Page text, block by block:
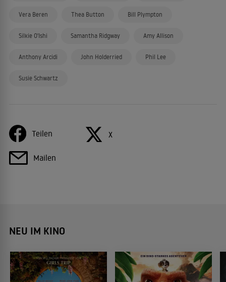
Vera Beren Thea Button Bill Plympton
Silkie O'Ishi Samantha Ridgway Amy Allison
Anthony Arcidi John Holderried Phil Lee
Susie Schwartz
Teilen X
Mailen
NEU IM KINO